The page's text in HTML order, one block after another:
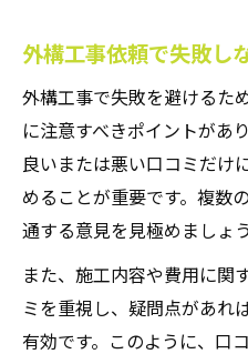
外構工事依頼で失敗し
外構工事で失敗を避けるた
に注意すべきポイントがあ
良いまたは悪い口コミだけ
めることが重要です。複数
通する意見を見極めましょう
また、施工内容や費用に関
ミを重視し、疑問点があれ
有効です。このように、口